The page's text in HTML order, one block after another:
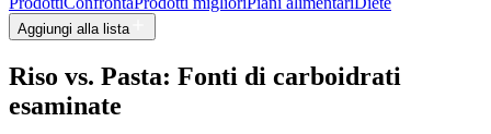
Aggiungi alla lista
Riso vs. Pasta: Fonti di carboidrati
esaminate